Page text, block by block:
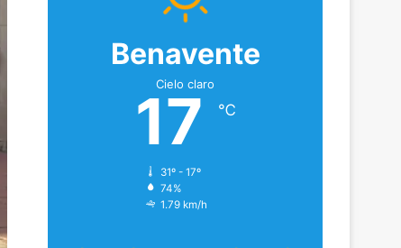
Benavente
Cielo claro
17 ℃
31º - 17º
74%
1.79 km/h